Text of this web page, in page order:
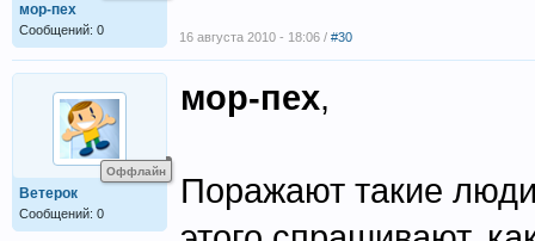
мор-пех
Сообщений: 0 16 августа 2010 - 18:06 / #30
Оффлайн
Ветерок
Сообщений: 0
мор-пех,
Поражают такие